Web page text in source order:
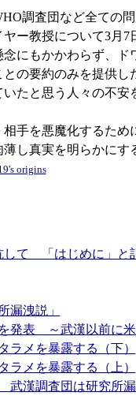
調査団など全ての
ー教授について3
にもかかわらず、
の要約のみを提供
たと思う人々の不
手を悪魔化するた
し真実を明らかにす
origins
て 「はじめに」と
漏洩説」
発表 ～武漢以前に
ラメを暴露する（下）
ラメを暴露する（上）
漢調査団は研究所